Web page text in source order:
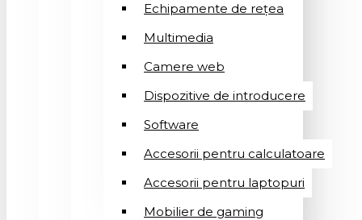
Echipamente de rețea
Multimedia
Camere web
Dispozitive de introducere
Software
Accesorii pentru calculatoare
Accesorii pentru laptopuri
Mobilier de gaming